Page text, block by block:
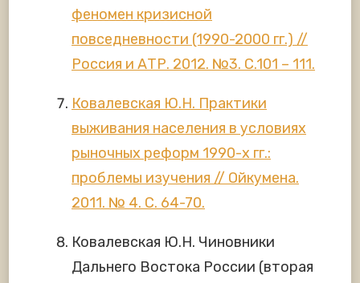
феномен кризисной
повседневности (1990-2000 гг.) //
Россия и АТР. 2012. №3. С.101 – 111.
Ковалевская Ю.Н. Практики
выживания населения в условиях
рыночных реформ 1990-х гг.:
проблемы изучения // Ойкумена.
2011. № 4. С. 64-70.
Ковалевская Ю.Н. Чиновники
Дальнего Востока России (вторая